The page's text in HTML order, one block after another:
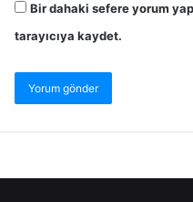
Bir dahaki sefere yorum
tarayıcıya kaydet.